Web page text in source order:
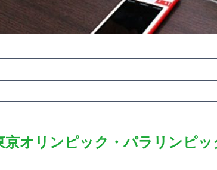
京オリンピック・パラリンピッ